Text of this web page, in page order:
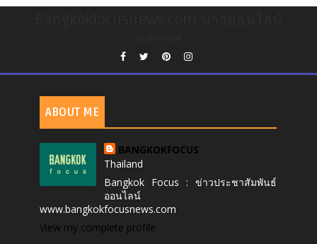
ABOUT ME
BANGKOKFOCUS
Thailand
Bangkok Focus : ข่าวประชาสัมพันธ์
ออนไลน์
www.bangkokfocusnews.com
View my complete profile